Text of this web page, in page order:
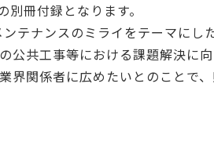
冊付録となります。
テナンスのミライをテーマにし
公共工事等における課題解決に
界関係者に広めたいとのことで